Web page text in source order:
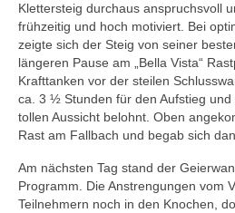
Der Verein
Klettersteig durchaus anspruchsvoll
frühzeitig und hoch motiviert. Bei
zeigte sich der Steig von seiner
längeren Pause am „Bella Vista“
Krafttanken vor der steilen
ca. 3 ½ Stunden für den Aufstieg
tollen Aussicht belohnt. Oben
Rast am Fallbach und begab sich
Am nächsten Tag stand der
Programm. Die Anstrengungen vom
Teilnehmern noch in den Knochen,